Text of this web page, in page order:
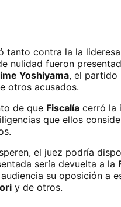
tanto contra la la
nulidad fueron
Yoshiyama, el partido
otros acusados.
de que Fiscalíacerró la
que ellos
el juez podría
sería devuelta a la
su oposición a
y de otros.